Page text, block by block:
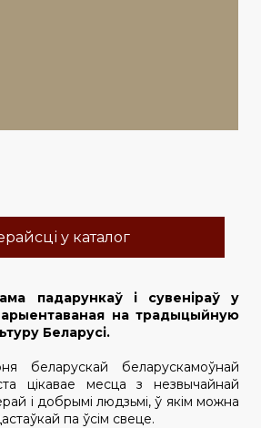
падарункаў і сувеніраў у
на традыцыйную
Беларусі.
беларускай беларускамоўнай
цікавае месца з незвычайнай
і добрымі людзьмі, ў якім можна
па ўсім свеце.
у каталог